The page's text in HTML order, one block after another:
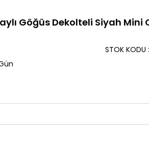
Göğüs Dekolteli Siyah Mini
STOK KODU